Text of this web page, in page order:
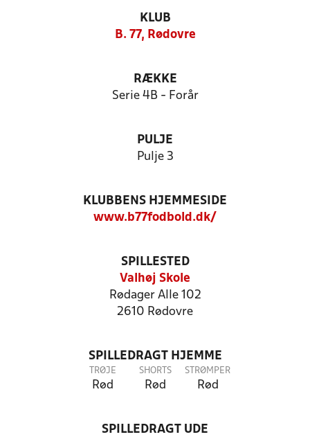
KLUB
B. 77, Rødovre
RÆKKE
Serie 4B - Forår
PULJE
Pulje 3
KLUBBENS HJEMMESIDE
www.b77fodbold.dk/
SPILLESTED
Valhøj Skole
Rødager Alle 102
2610 Rødovre
SPILLEDRAGT HJEMME
TRØJE
Rød
SHORTS
Rød
STRØMPER
Rød
SPILLEDRAGT UDE